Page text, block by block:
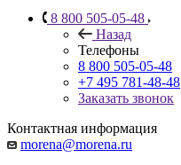
8 800 505-05-48
Назад
Телефоны
8 800 505-05-48
+7 495 781-48-48
Заказать звонок
Контактная информация
morena@morena.ru